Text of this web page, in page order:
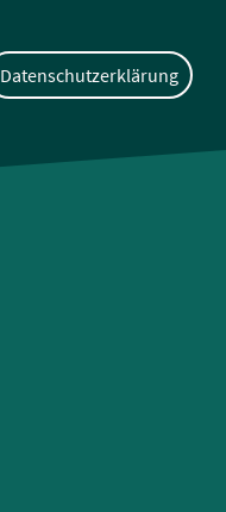
Datenschutzerklärung